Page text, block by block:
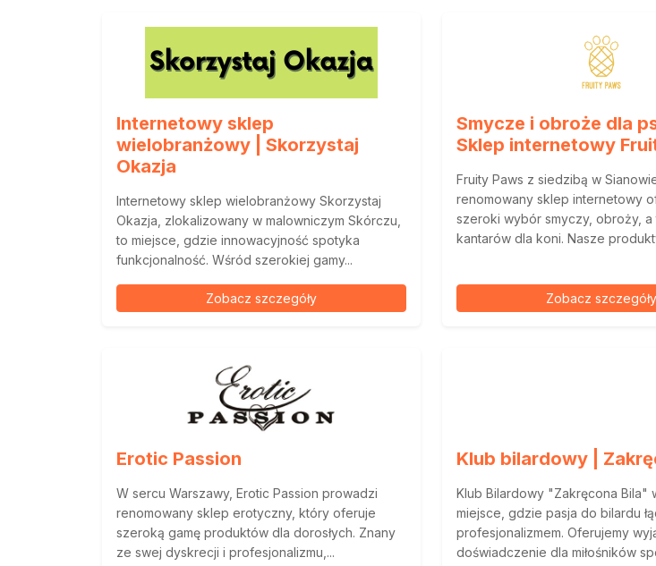
Internetowy sklep
wielobranżowy | Skorzystaj
Okazja
Internetowy sklep wielobranżowy Skorzystaj
Okazja, zlokalizowany w malowniczym Skórczu,
to miejsce, gdzie innowacyjność spotyka
funkcjonalność. Wśród szerokiej gamy...
Zobacz szczegóły
Smycze i obroże dla
Sklep internetowy
Fruity Paws z siedzibą w
renomowany sklep internetowy
szeroki wybór smyczy, obroży, a
kantarów dla koni. Nasze
Zobacz szczegóły
Erotic Passion
W sercu Warszawy, Erotic Passion prowadzi
renomowany sklep erotyczny, który oferuje
szeroką gamę produktów dla dorosłych. Znany
ze swej dyskrecji i profesjonalizmu,...
Klub bilardowy |
Klub Bilardowy "Zakręcona Bila"
miejsce, gdzie pasja do bilardu
profesjonalizmem. Oferujemy
doświadczenie dla miłośników